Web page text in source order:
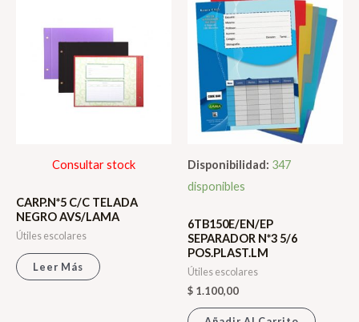
Consultar stock
CARP.N*5 C/C TELADA
NEGRO AVS/LAMA
Útiles escolares
Leer Más
Disponibilidad: 347
disponibles
6TB150E/EN/EP
SEPARADOR N*3 5/6
POS.PLAST.LM
Útiles escolares
$ 1.100,00